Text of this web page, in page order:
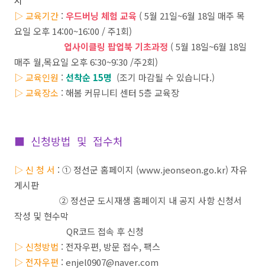
▷ 교육기간 : 우드버닝 체험 교육 ( 5월 21일~6월 18일 매주 목
요일 오후 14:00~16:00 / 주1회)
업사이클링 팝업북 기초과정 ( 5월 18일~6월 18일
매주 월,목요일 오후 6:30~9:30 /주2회)
▷ 교육인원 : 선착순 15명 (조기 마감될 수 있습니다.)
▷ 교육장소 : 해봄 커뮤니티 센터 5층 교육장
■ 신청방법 및 접수처
▷ 신 청 서 : ① 정선군 홈페이지 (www.jeonseon.go.kr) 자유
게시판
② 정선군 도시재생 홈페이지 내 공지 사항 신청서
작성 및 현수막
QR코드 접속 후 신청
▷ 신청방법 : 전자우편, 방문 접수,팩스
▷ 전자우편 : enjel0907@naver.com